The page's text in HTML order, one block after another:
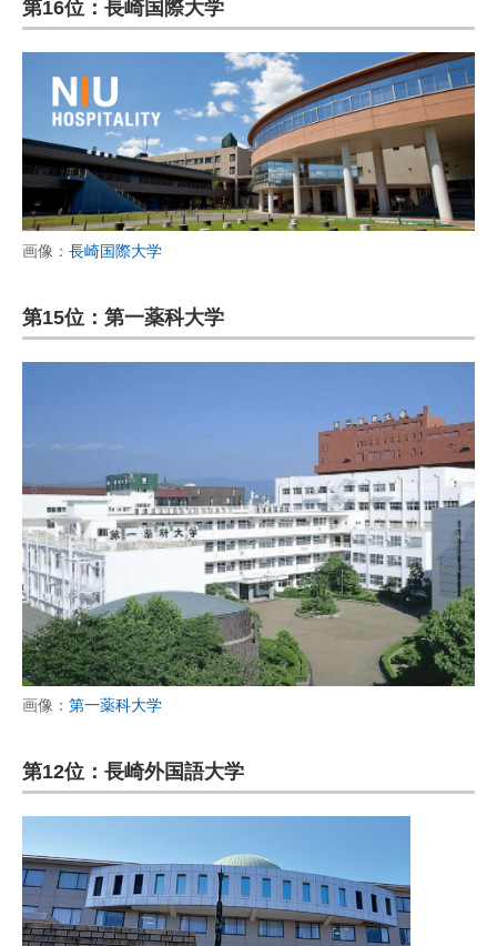
第16位：長崎国際大学
画像： 長崎国際大学
第15位：第一薬科大学
画像： 第一薬科大学
第12位：長崎外国語大学